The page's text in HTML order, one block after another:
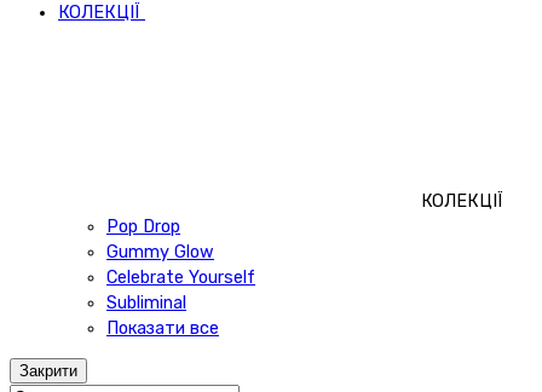
КОЛЕКЦІЇ
КОЛЕКЦІЇ
Pop Drop
Gummy Glow
Celebrate Yourself
Subliminal
Показати все
Закрити